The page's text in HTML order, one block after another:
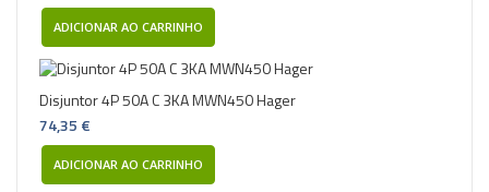
ADICIONAR AO CARRINHO
Disjuntor 4P 50A C 3KA MWN450 Hager
74,35 €
ADICIONAR AO CARRINHO